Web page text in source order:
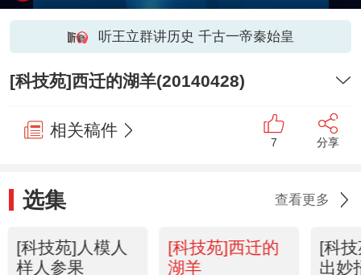
听王立群讲历史 千古一帝秦始皇
[科技苑]西迁的湖羊(20140428)
相关稿件
7 分享
选集 查看更多
[科技苑]人模人
样人参果
[科技苑]西迁的
湖羊
[科
出妙